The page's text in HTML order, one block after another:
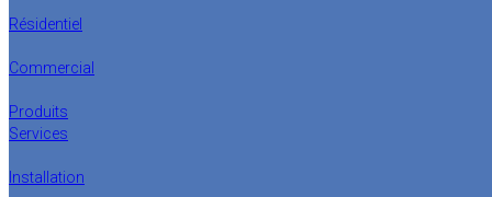
Résidentiel
Commercial
Produits
Services
Installation